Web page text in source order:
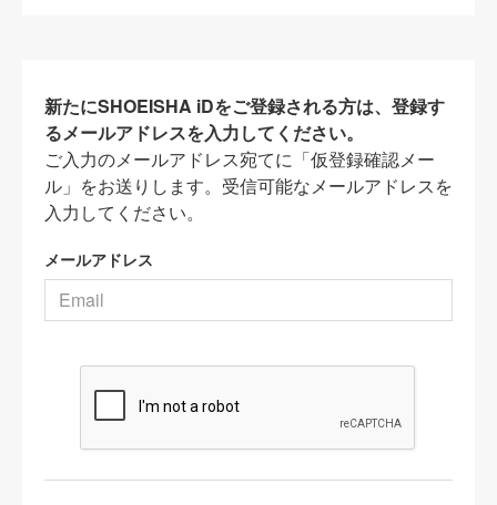
新たにSHOEISHA iDをご登録される方は、登録す
るメールアドレスを入力してください。
ご入力のメールアドレス宛てに「仮登録確認メー
ル」をお送りします。受信可能なメールアドレスを
入力してください。
メールアドレス